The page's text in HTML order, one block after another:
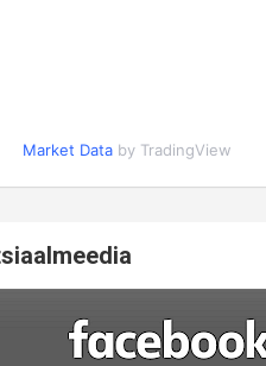
Market Data by TradingView